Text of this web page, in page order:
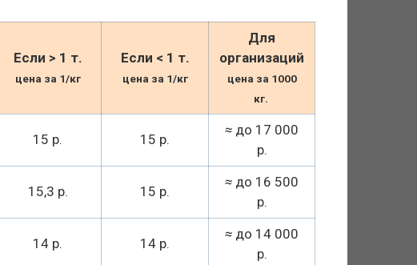
Если > 1 т.
цена за 1/кг
Если < 1 т.
цена за 1/кг
Для
организаций
цена за 1000
кг.
15 р. 15 р.
≈ до 17 000
р.
15,3 р. 15 р.
≈ до 16 500
р.
14 р. 14 р.
≈ до 14 000
р.